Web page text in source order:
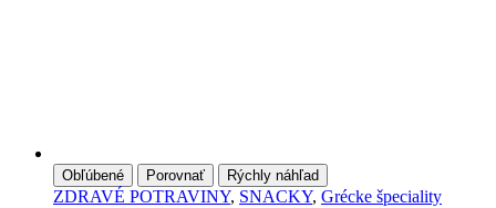
Obľúbené Porovnať Rýchly náhľad
ZDRAVÉ POTRAVINY, SNACKY, Grécke špeciality